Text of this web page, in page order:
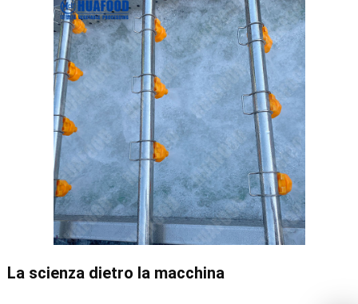
La scienza dietro la macchina